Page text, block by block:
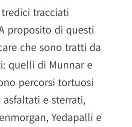
tracciati
proposito di questi
che sono tratti da
quelli di Munnar e
percorsi tortuosi
e sterrati,
Yedapalli e